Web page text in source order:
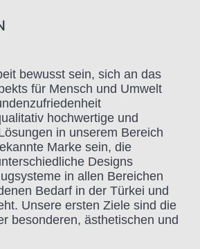
bewusst sein, sich an das
für Mensch und Umwelt
hochwertige und
in unserem Bereich
Marke sein, die
Designs
in allen Bereichen
Bedarf in der Türkei und
Unsere ersten Ziele sind die
besonderen, ästhetischen und